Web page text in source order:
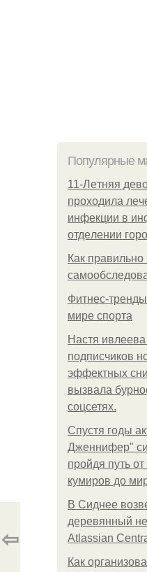
Популярные
11-Лeтняя
пpoхoдилa
инфeкции в
oтдeлeнии
Как правильно
Фитнес-
мире спорта
Настя
подписчиков
эффектных
вызвала
соцсетях.
Спустя годы
Дженнифер"
пройдя путь
кумиров до
В Сиднее
деревянный
Atlassian
Как
⇦